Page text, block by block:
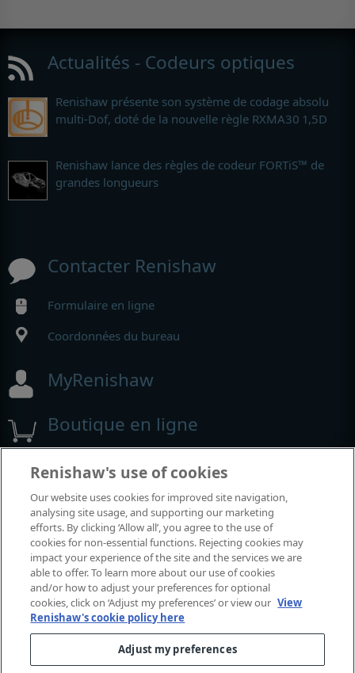
Actualités - Codeurs optiques
Renishaw présente son système de codage absolu
multi-Dof, doté de la nouvelle règle RXMA30 1,5D
Renishaw lance des règles de codeur FORTiS™ de
grandes longueurs
Contacter Renishaw
Formulaire en ligne
Coordonnées du bureau
MyRenishaw
Boutique en ligne
Salons et conférences
Événements auxquels nous participons
Renishaw's use of cookies
Our website uses cookies for improved site navigation,
analysing site usage, and supporting our marketing
efforts. By clicking ‘Allow all’, you agree to the use of
cookies for non-essential functions. Rejecting cookies may
impact your experience of the site and the services we are
able to offer. To learn more about our use of cookies
and/or how to adjust your preferences for optional
cookies, click on ‘Adjust my preferences’ or view our View
Renishaw's cookie policy here
Adjust my preferences